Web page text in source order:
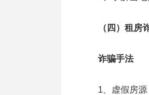
（四）租房
诈骗手法
1、虚假房源：